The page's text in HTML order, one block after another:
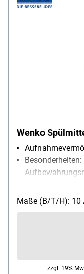
Wenko
Maße (B/T/H): 10
zzgl. 19%